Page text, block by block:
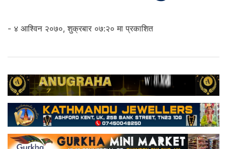
- ४ आश्विन २०७०, शुक्रबार ०७:२० मा प्रकाशित